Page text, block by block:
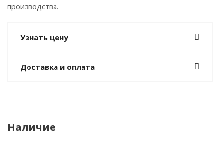
производства.
Узнать цену
Доставка и оплата
Наличие